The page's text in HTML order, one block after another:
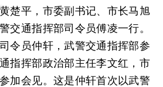
楚平，市委副书记、市长马旭
交通指挥部司令员傅凌一行。
令员仲轩，武警交通指挥部参
指挥部政治部主任李文红，市
加会见。这是仲轩首次以武警